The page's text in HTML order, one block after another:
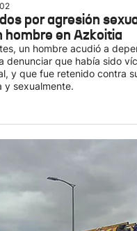
por agresión
hombre en Azkoitia
un hombre acudió a
denunciar que había sido
y que fue retenido contra
y sexualmente.